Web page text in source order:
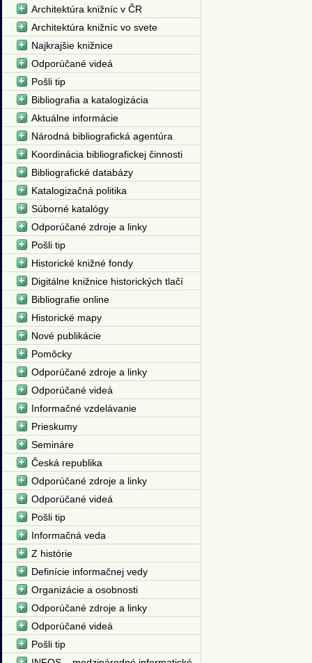
Architektúra knižníc v ČR
Architektúra knižníc vo svete
Najkrajšie knižnice
Odporúčané videá
Pošli tip
Bibliografia a katalogizácia
Aktuálne informácie
Národná bibliografická agentúra
Koordinácia bibliografickej činnosti
Bibliografické databázy
Katalogizačná politika
Súborné katalógy
Odporúčané zdroje a linky
Pošli tip
Historické knižné fondy
Digitálne knižnice historických tlačí
Bibliografie online
Historické mapy
Nové publikácie
Pomôcky
Odporúčané zdroje a linky
Odporúčané videá
Informačné vzdelávanie
Prieskumy
Semináre
Česká republika
Odporúčané zdroje a linky
Odporúčané videá
Pošli tip
Informačná veda
Z histórie
Definície informačnej vedy
Organizácie a osobnosti
Odporúčané zdroje a linky
Odporúčané videá
Pošli tip